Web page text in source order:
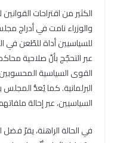
الكثير من اقتراحات
والوزراء نامت في أدراج
للسياسيين أداة للطّعن في
عبر التحجّج بأنّ صلاحية
القوى السياسية
البرلمانية. كما يُعدُّ
السياسيين، عبر إحالة
في الحالة الراهنة، يقرّ